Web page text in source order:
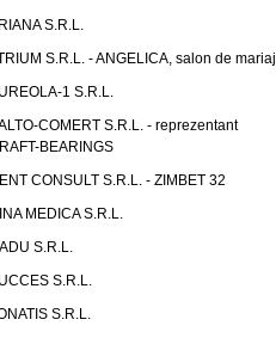
S.R.L.
S.R.L. - ANGELICA, salon de mariaj
1 S.R.L.
COMERT S.R.L. - reprezentant
BEARINGS
CONSULT S.R.L. - ZIMBET 32
MEDICA S.R.L.
S.R.L.
S.R.L.
S.R.L.